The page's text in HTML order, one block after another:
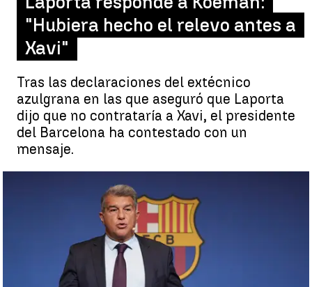
"Hubiera hecho el relevo antes a
Xavi"
Tras las declaraciones del extécnico
azulgrana en las que aseguró que Laporta
dijo que no contrataría a Xavi, el presidente
del Barcelona ha contestado con un
mensaje.